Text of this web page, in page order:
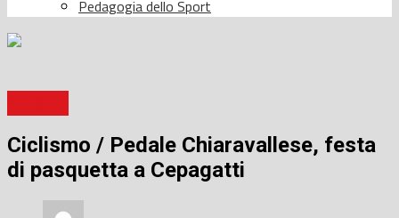
Pedagogia dello Sport
Ciclismo / Pedale Chiaravallese, festa
di pasquetta a Cepagatti